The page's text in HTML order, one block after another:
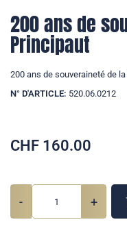
200 ans de
Principaut
200 ans de souveraineté de
N° D'ARTICLE: 520.06.0212
CHF 160.00
- +